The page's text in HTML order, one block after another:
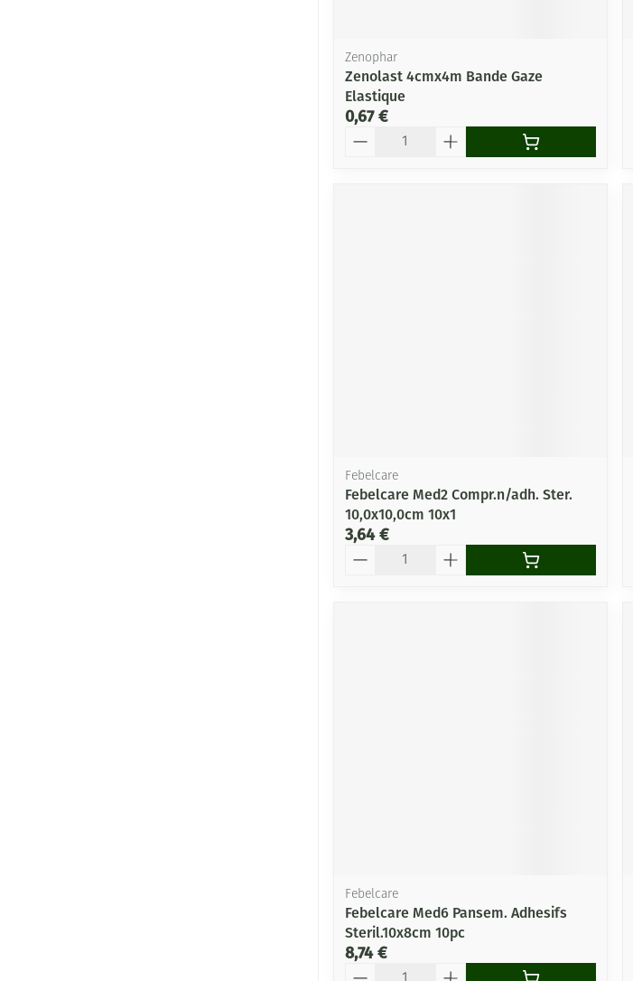
Zenophar
Zenolast 4cmx4m Bande Gaze
Elastique
0,67 €
Febelcare
Febelcare Med2 Compr.n/adh. Ster.
10,0x10,0cm 10x1
3,64 €
Febelcare
Febelcare Med6 Pansem. Adhesifs
Steril.10x8cm 10pc
8,74 €